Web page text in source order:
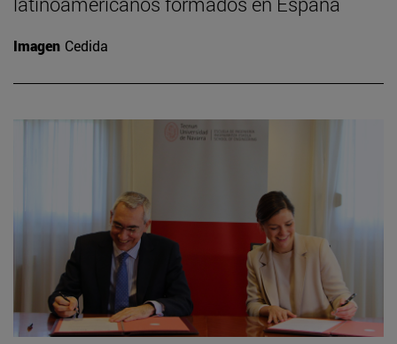
Imagen Cedida